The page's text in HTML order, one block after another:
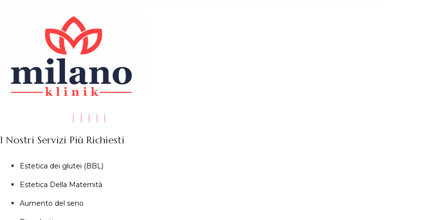
I Nostri Servizi Più Richiesti
Estetica dei glutei (BBL)
Estetica Della Maternità
Aumento del seno